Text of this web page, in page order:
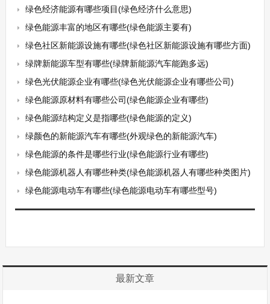
绿色经济能源有哪些项目(绿色经济什么意思)
绿色能源丰富的地区有哪些(绿色能源主要有)
绿色社区新能源设施有哪些(绿色社区新能源设施有哪些方面)
绿牌新能源车型有哪些(绿牌新能源汽车能跑多远)
绿色光伏能源企业有哪些(绿色光伏能源企业有哪些公司)
绿色能源原材料有哪些公司(绿色能源企业有哪些)
绿色能源结构定义是指哪些(绿色能源的定义)
绿颜色的新能源汽车有哪些(外观绿色的新能源汽车)
绿色能源的条件是哪些行业(绿色能源行业有哪些)
绿色能源机器人有哪些种类(绿色能源机器人有哪些种类图片)
绿色能源电动车有哪些(绿色能源电动车有哪些型号)
最新文章